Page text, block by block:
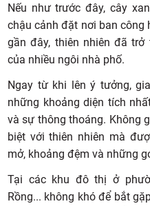
Nếu như trước đây, cây
chậu cảnh đặt nơi ban công
gần đây, thiên nhiên đã
của nhiều ngôi nhà phố.
Ngay từ khi lên ý tưởng,
những khoảng diện tích
và sự thông thoáng. Không
biệt với thiên nhiên mà
mở, khoảng đệm và những
Tại các khu đô thị ở
Rồng... không khó để bắt